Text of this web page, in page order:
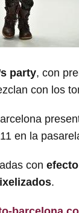
party, con
con los
con
.